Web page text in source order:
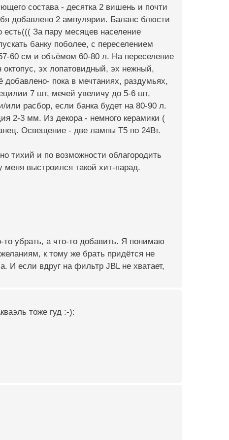
состава - десятка 2 вишень и почти
добавлено 2 ампулярии. Баланс блюсти
есть((( За пару месяцев население
банку поболее, с переселением
60 см и объёмом 60-80 л. На переселение
эх лопатовидный, эх нежный,
пока в мечтаниях, раздумьях,
7 шт, мечей увеличу до 5-6 шт,
расбор, если банка будет на 80-90 л.
2-3 мм. Из декора - немного керамики (
Освещение - две лампы Т5 по 24Вт.
тихий и по возможности облагородить
меня выстроился такой хит-парад.
то убрать, а что-то добавить. Я понимаю
к тому же брать придётся не
И если вдруг на фильтр JBL не хватает,
тоже гуд :-):